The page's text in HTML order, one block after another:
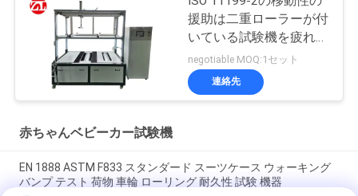
援助は二重ローラーが付
いている試験機を疲れさ
せる
negotiable MOQ:1セット
連絡先
赤ちゃんベビーカー試験機
EN 1888 ASTM F833 スタンダード スーツケース ウォーキング
バンプ テスト 荷物 車輪 ローリング 耐久性 試験 機器